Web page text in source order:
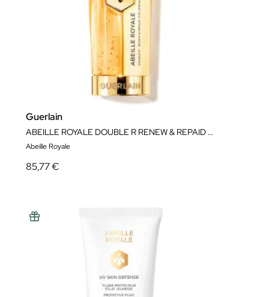
Guerlain
ABEILLE ROYALE DOUBLE R RENEW & REPAID EYE SERUM
Abeille Royale
85,77 €